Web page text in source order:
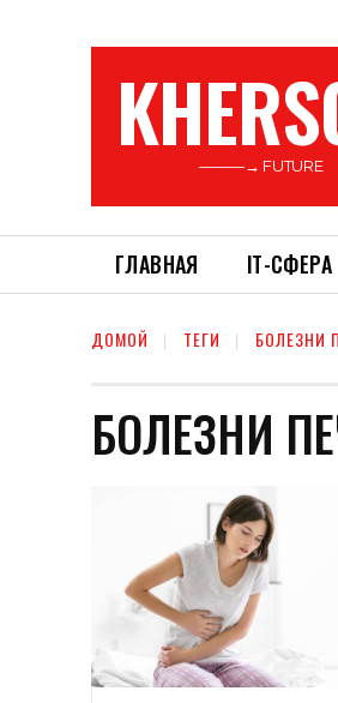
———→ FUTURE
ГЛАВНАЯ ІТ-СФЕРА
ДОМОЙ ТЕГИ БОЛЕЗНИ
БОЛЕЗНИ